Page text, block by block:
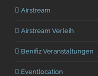
Airstream
Airstream Verleih
Benifiz Veranstaltungen
Eventlocation